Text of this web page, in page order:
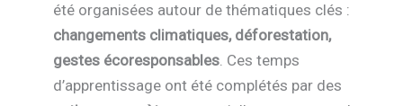
été organisées autour de thématiques clés :
changements climatiques, déforestation,
gestes écoresponsables. Ces temps
d’apprentissage ont été complétés par des